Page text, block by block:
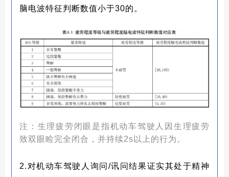
脑电波特征判断数值小于30的。
注：生理疲劳闭眼是指机动车驾驶人因生理疲劳
致双眼睑完全闭合，并持续2s以上的行为。
2.对机动车驾驶人询问/讯问结果证实其处于精神